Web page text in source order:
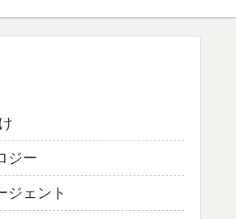
ジー
ジェント